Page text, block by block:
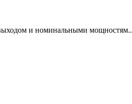
и номинальными мощностям..